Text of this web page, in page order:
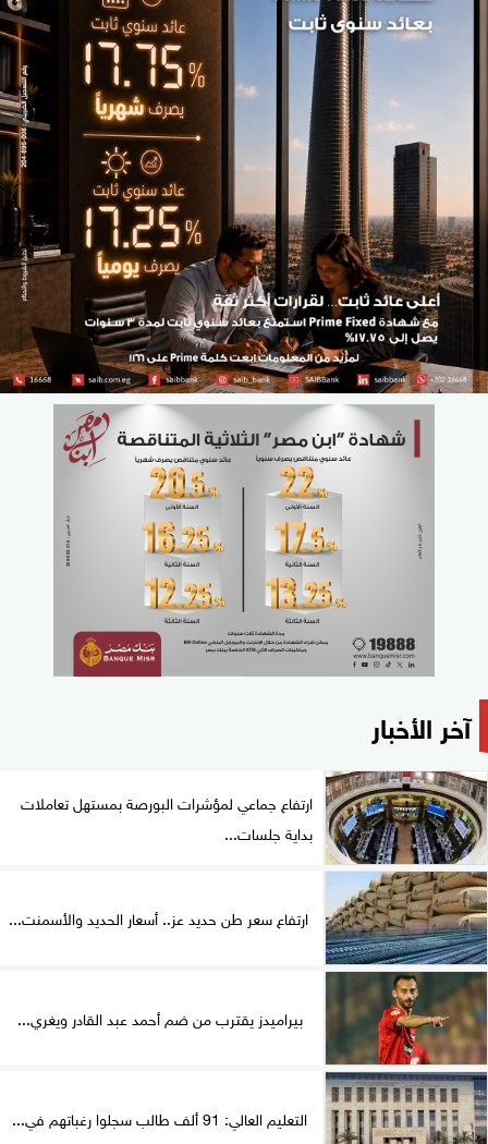
آخر الأخبار
ارتفاع جماعي لمؤشرات البورصة بمستهل تعاملات
بداية جلسات...
ارتفاع سعر طن حديد عز.. أسعار الحديد والأسمنت...
بيراميدز يقترب من ضم أحمد عبد القادر ويغري...
التعليم العالي: 91 ألف طالب سجلوا رغباتهم في...